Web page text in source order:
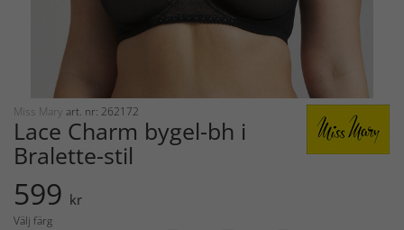
Miss Mary art. nr: 262172
Lace Charm bygel-bh i
Bralette-stil
599 kr
Välj färg